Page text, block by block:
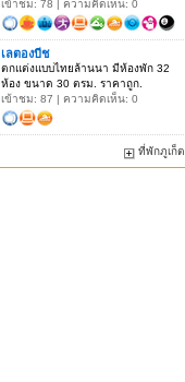
เข้าชม: 78 | ความคิดเห็น: 0
เลตองบีช
ตกแต่งแบบไทยล้านนา มีห้องพัก 32
ห้อง ขนาด 30 ตรม. ราคาถูก.
เข้าชม: 87 | ความคิดเห็น: 0
ที่พักภูเก็ต